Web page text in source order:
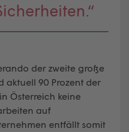
der zweite große
aktuell 90 Prozent der
Österreich keine
auf
entfällt somit